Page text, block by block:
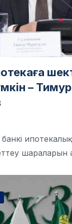
– Тимур
шараларын